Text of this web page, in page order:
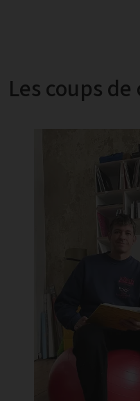
Les coups